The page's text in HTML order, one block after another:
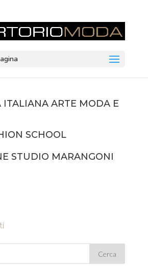
ITALIANA ARTE MODA E
SCHOOL
STUDIO MARANGONI